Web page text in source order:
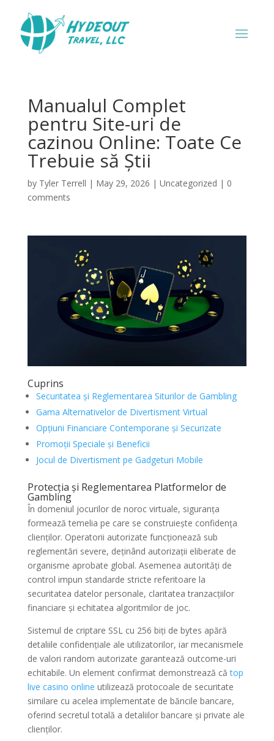
Manualul Complet
pentru Site-uri de
cazinou Online: Toate Ce
Trebuie să Știi
by Tyler Terrell | May 29, 2026 | Uncategorized | 0
comments
Cuprins
Securitatea și Reglementarea Siturilor de Gambling
Gama Alternativelor de Divertisment Virtual
Opțiuni Financiare Contemporane și Securizate
Promoții Speciale și Beneficii
Jocul de Divertisment pe Gadgeturi Mobile
Protecția și Reglementarea Platformelor de
Gambling
În domeniul jocurilor de noroc virtuale, siguranța
formează temelia pe care se construiește confidența
clienților. Operatorii autorizate funcționează sub
reglementări severe, deținând autorizații eliberate de
organisme aprobate global. Asemenea autorități de
control impun standarde stricte referitoare la
securitatea datelor personale, claritatea tranzacțiilor
financiare și echitatea algoritmilor de joc.
Sistemul de criptare SSL cu 256 biți de bytes apără
detaliile confidențiale ale utilizatorilor, iar mecanismele
de valori random autorizate garantează outcome-uri
echitabile. Un element confirmat demonstrează cătop
live casino online utilizează protocoale de securitate
similare cu acelea implementate de băncile bancare,
oferind secretul totală a detaliilor bancare și private ale
clienților.